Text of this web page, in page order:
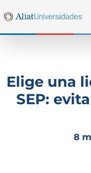
Elige una
SEP:
8